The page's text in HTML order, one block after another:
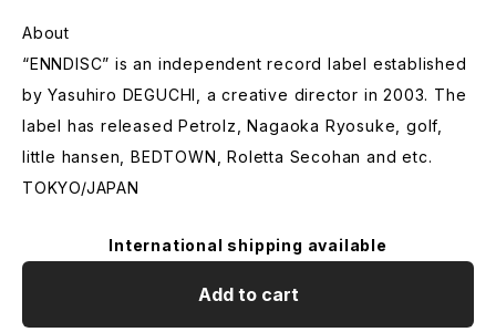
About
“ENNDISC” is an independent record label established
by Yasuhiro DEGUCHI, a creative director in 2003. The
label has released Petrolz, Nagaoka Ryosuke, golf,
little hansen, BEDTOWN, Roletta Secohan and etc.
TOKYO/JAPAN
International shipping available
Add to cart